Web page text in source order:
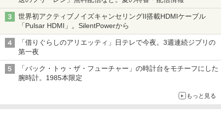
世界初アクティブノイズキャンセリングII搭載HDMIケーブル
「Pulsar HDMI」。SilentPowerから
「借りぐらしのアリエッティ」日テレで今夜。3週連続ジブリの
第一夜
「バック・トゥ・ザ・フューチャー」の時計台をモチーフにした
腕時計。1985本限定
もっと見る